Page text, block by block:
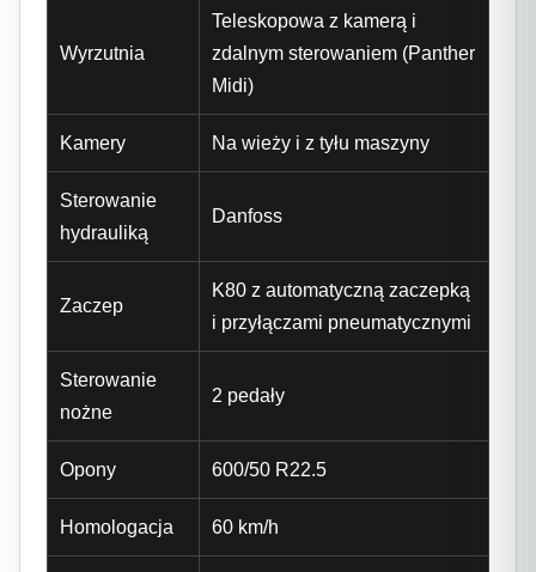
Wyrzutnia
Teleskopowa z kamerą i
zdalnym sterowaniem (Panther
Midi)
Kamery Na wieży i z tyłu maszyny
Sterowanie
hydrauliką
Danfoss
Zaczep
K80 z automatyczną zaczepką
i przyłączami pneumatycznymi
Sterowanie
nożne
2 pedały
Opony 600/50 R22.5
Homologacja 60 km/h